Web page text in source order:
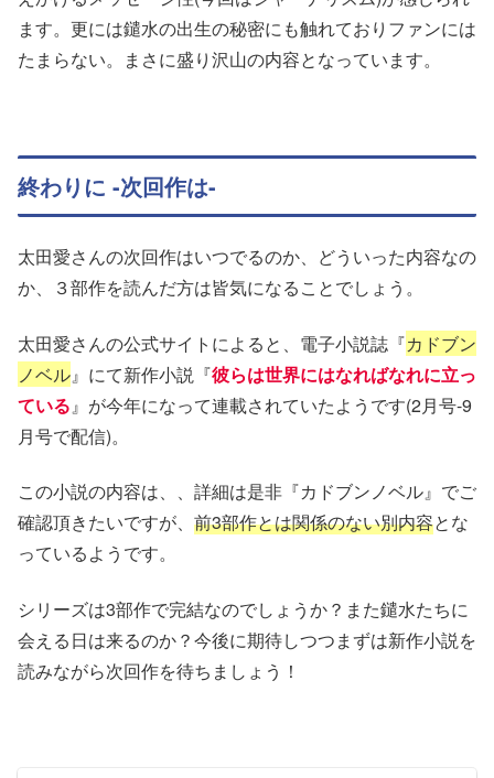
ます。更には鑓水の出生の秘密にも触れておりファンには
たまらない。まさに盛り沢山の内容となっています。
終わりに -次回作は-
太田愛さんの次回作はいつでるのか、どういった内容なの
か、３部作を読んだ方は皆気になることでしょう。
太田愛さんの公式サイトによると、電子小説誌『カドブン
ノベル』にて新作小説『彼らは世界にはなればなれに立っ
ている』が今年になって連載されていたようです(2月号-9
月号で配信)。
この小説の内容は、、詳細は是非『カドブンノベル』でご
確認頂きたいですが、 前3部作とは関係のない別内容とな
っているようです。
シリーズは3部作で完結なのでしょうか？また鑓水たちに
会える日は来るのか？今後に期待しつつまずは新作小説を
読みながら次回作を待ちましょう！